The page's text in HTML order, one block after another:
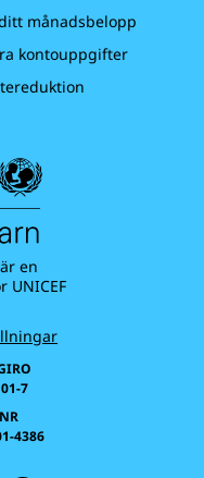
månadsbelopp
kontouppgifter
en
UNICEF
7
4386